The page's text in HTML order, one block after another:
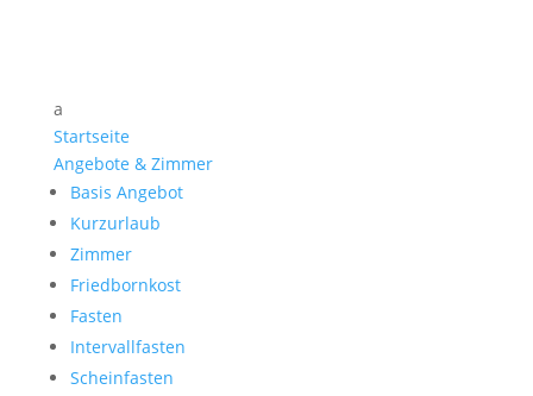
a
Startseite
Angebote & Zimmer
Basis Angebot
Kurzurlaub
Zimmer
Friedbornkost
Fasten
Intervallfasten
Scheinfasten